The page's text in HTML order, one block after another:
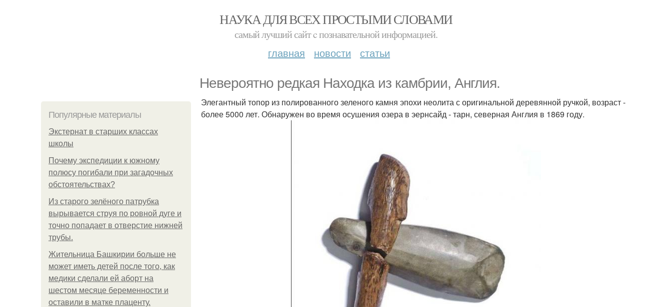
НАУКА ДЛЯ ВСЕХ ПРОСТЫМИ СЛОВАМИ
самый лучший сайт c познавательной информацией.
главная новости статьи
Невероятно редкая Находка из камбрии, Англия.
Популярные материалы
Экстернат в старших классах
школы
Почему экспедиции к южному
полюсу погибали при загадочных
обстоятельствах?
Из старого зелёного патрубка
вырывается струя по ровной дуге и
точно попадает в отверстие нижней
трубы.
Жительница Башкирии больше не
может иметь детей после того, как
медики сделали ей аборт на
шестом месяце беременности и
оставили в матке плаценту.
Элегантный топор из полированного зеленого камня эпохи неолита с оригинальной деревянной ручкой, возраст -
более 5000 лет. Обнаружен во время осушения озера в эернсайд - тарн, северная Англия в 1869 году.